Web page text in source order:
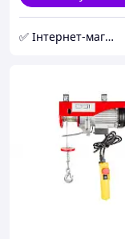
✅ Інтернет-магазин ➤INT-Tool